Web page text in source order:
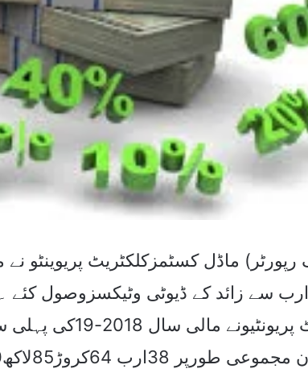
ماہی میں 38ارب سے زائد کے ڈیوٹی
کسٹمزکلکٹریٹ